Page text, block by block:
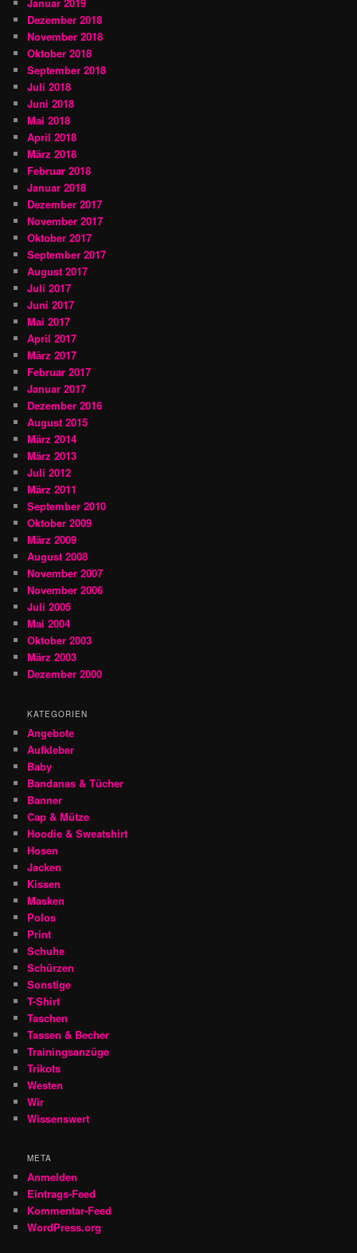
Januar 2019
Dezember 2018
November 2018
Oktober 2018
September 2018
Juli 2018
Juni 2018
Mai 2018
April 2018
März 2018
Februar 2018
Januar 2018
Dezember 2017
November 2017
Oktober 2017
September 2017
August 2017
Juli 2017
Juni 2017
Mai 2017
April 2017
März 2017
Februar 2017
Januar 2017
Dezember 2016
August 2015
März 2014
März 2013
Juli 2012
März 2011
September 2010
Oktober 2009
März 2009
August 2008
November 2007
November 2006
Juli 2005
Mai 2004
Oktober 2003
März 2003
Dezember 2000
KATEGORIEN
Angebote
Aufkleber
Baby
Bandanas & Tücher
Banner
Cap & Mütze
Hoodie & Sweatshirt
Hosen
Jacken
Kissen
Masken
Polos
Print
Schuhe
Schürzen
Sonstige
T-Shirt
Taschen
Tassen & Becher
Trainingsanzüge
Trikots
Westen
Wir
Wissenswert
META
Anmelden
Eintrags-Feed
Kommentar-Feed
WordPress.org